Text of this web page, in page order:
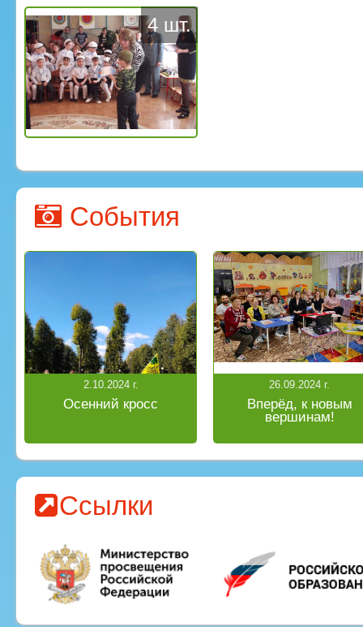
4 шт.
События
2.10.2024 г.
Осенний кросс
26.09.2024 г.
Вперёд, к новым
вершинам!
Ссылки